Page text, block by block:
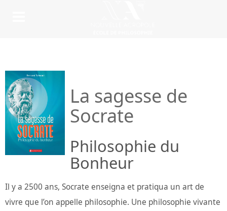
La sagesse de
Socrate
Philosophie du
Bonheur
Il y a 2500 ans, Socrate enseigna et pratiqua un art de
vivre que l’on appelle philosophie. Une philosophie vivante